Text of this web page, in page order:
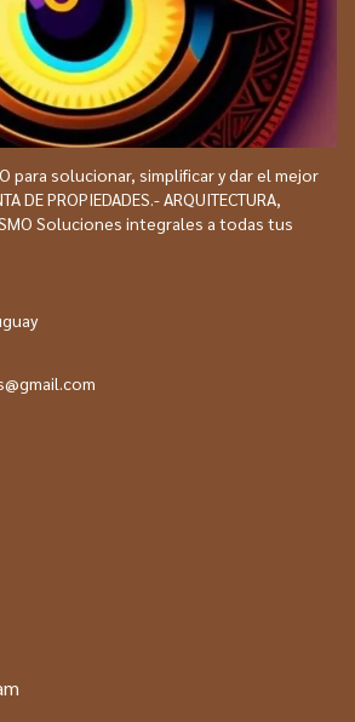
para solucionar, simplificar y dar el mejor
DE PROPIEDADES.- ARQUITECTURA,
Soluciones integrales a todas tus